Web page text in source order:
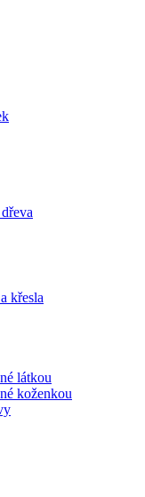
křesla
látkou
koženkou